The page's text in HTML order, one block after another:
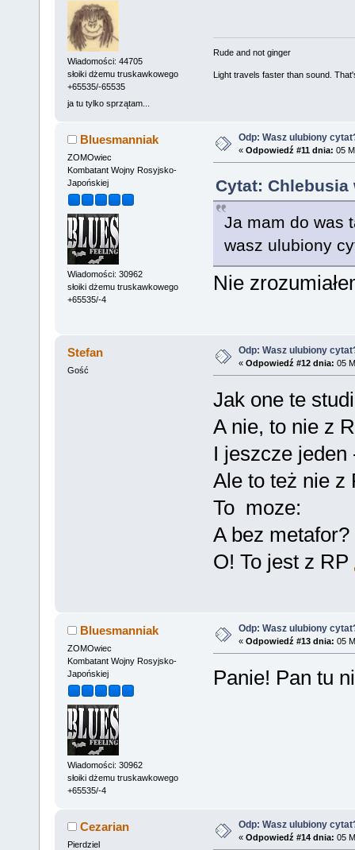
Wiadomości: 44705
słoiki dżemu truskawkowego
+65535/-65535
ja tu tylko sprzątam...
Rude and not ginger
Light travels faster than sound.
Bluesmanniak
ZOMOwiec
Kombatant Wojny Rosyjsko-
Japońskiej
Wiadomości: 30962
słoiki dżemu truskawkowego
+65535/-4
Odp: Wasz ulubiony
« Odpowiedź #11 dnia: 05
Cytat: Chlebusia
Ja mam do was
wasz ulubiony
Nie
Stefan
Gość
Odp: Wasz ulubiony
« Odpowiedź #12 dnia: 05
Jak one te
A nie, to nie z
I jeszcze jeden
Ale to też nie z
To moze:
A bez metafor?
O! To jest z RP
Bluesmanniak
ZOMOwiec
Kombatant Wojny Rosyjsko-
Japońskiej
Wiadomości: 30962
słoiki dżemu truskawkowego
+65535/-4
Odp: Wasz ulubiony
« Odpowiedź #13 dnia: 05
Panie! Pan tu
Cezarian
Pierdziel
Odp: Wasz ulubiony
« Odpowiedź #14 dnia: 05